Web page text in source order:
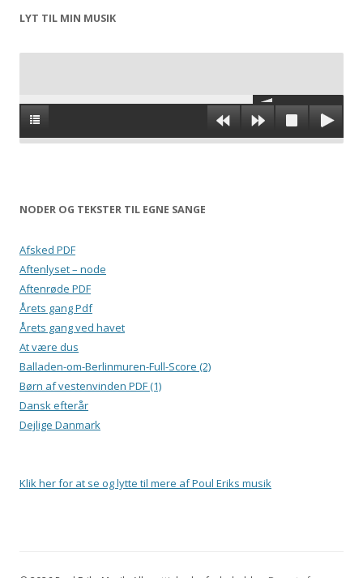
LYT TIL MIN MUSIK
NODER OG TEKSTER TIL EGNE SANGE
Afsked PDF
Aftenlyset – node
Aftenrøde PDF
Årets gang Pdf
Årets gang ved havet
At være dus
Balladen-om-Berlinmuren-Full-Score (2)
Børn af vestenvinden PDF (1)
Dansk efterår
Dejlige Danmark
Klik her for at se og lytte til mere af Poul Eriks musik